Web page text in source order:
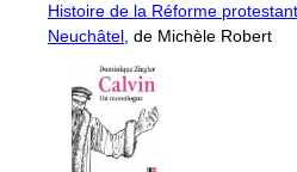
Histoire de la Réforme
Neuchâtel , de Michèle Robert